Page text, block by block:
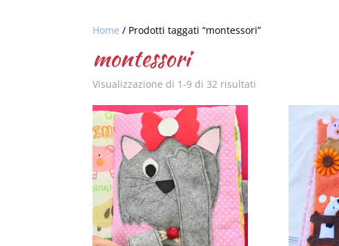
Home / Prodotti taggati “montessori”
montessori
Visualizzazione di 1-9 di 32 risultati